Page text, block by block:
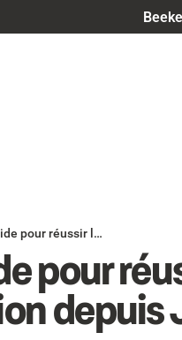
pour
depuis
Un guide pour réussir la migration depuis Jive